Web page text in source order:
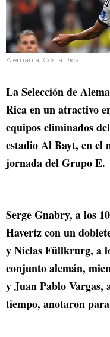
Alemania, Costa Rica
La Selección de
Rica en un atractivo
equipos eliminados
estadio Al Bayt, en el
jornada del Grupo E.
Serge Gnabry, a los
Havertz con un
y Niclas Füllkrurg, a
conjunto alemán,
y Juan Pablo Vargas,
tiempo, anotaron